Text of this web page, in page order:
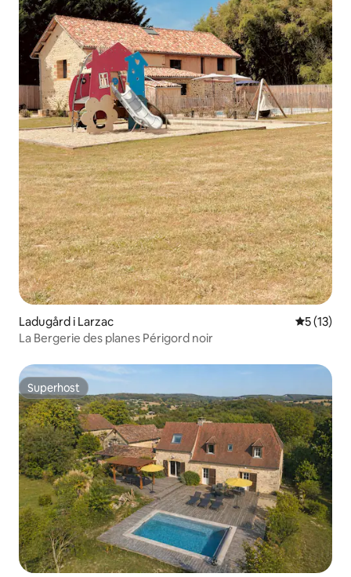
Ladugård i Larzac 5 av 5 i
5 (13)
La Bergerie des planes Périgord noir
Superhost
Superhost